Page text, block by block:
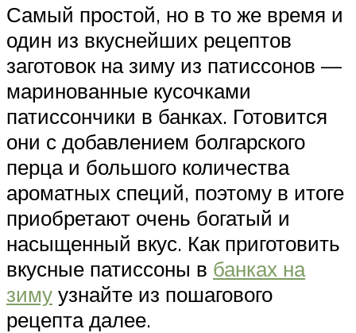
Самый простой, но в то же время и
один из вкуснейших рецептов
заготовок на зиму из патиссонов —
маринованные кусочками
патиссончики в банках. Готовится
они с добавлением болгарского
перца и большого количества
ароматных специй, поэтому в итоге
приобретают очень богатый и
насыщенный вкус. Как приготовить
вкусные патиссоны в банках на
зиму узнайте из пошагового
рецепта далее.